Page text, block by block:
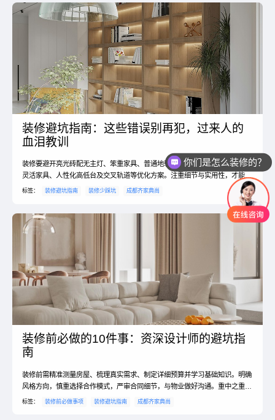
装修避坑指南：这些错误别再犯，过来人的
血泪教训
装修要避开亮光砖配无主灯、笨重家具、普通地轨等常见坑。选择柔光材质、
灵活家具、人性化高低台及交叉轨道等优化方案。注重细节与实用性，才能打
造出既美观又舒适的理想家居环境。
标签： 装修避坑指南 装修少踩坑 成都齐家典尚
装修前必做的10件事：资深设计师的避坑指
南
装修前需精准测量房屋、梳理真实需求、制定详细预算并学习基础知识。明确
风格方向，慎重选择合作模式，严审合同细节，与物业做好沟通。重中之重是
系统规划收纳，并保持灵活应变的心态，方能顺利开启...
标签： 装修前必做事项 装修避坑指南 成都齐家典尚
你们是怎么装修的？
你们是怎么收费的？